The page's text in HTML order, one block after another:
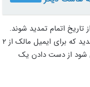
از تاریخ اتمام تمدید شوند.
با توجه به ایمیل های اخطار مربوط به تمدید که برای ایمیل مالک از ۲
شود از دست دادن یک